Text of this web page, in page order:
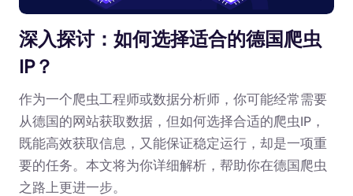
深入探讨：如何选择适合的德国爬虫
IP？
作为一个爬虫工程师或数据分析师，你可能经常需要
从德国的网站获取数据，但如何选择合适的爬虫IP，
既能高效获取信息，又能保证稳定运行，却是一项重
要的任务。本文将为你详细解析，帮助你在德国爬虫
之路上更进一步。